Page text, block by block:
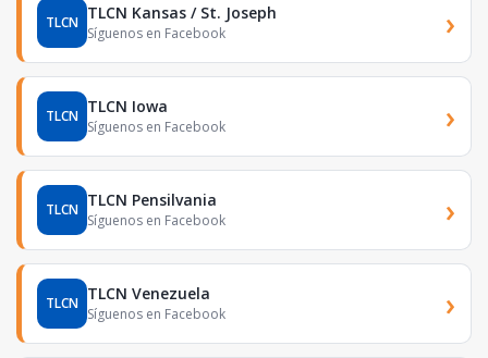
TLCN TLCN Kansas / St. Joseph
Síguenos en Facebook ›
TLCN TLCN Iowa
Síguenos en Facebook ›
TLCN TLCN Pensilvania
Síguenos en Facebook ›
TLCN TLCN Venezuela
Síguenos en Facebook ›